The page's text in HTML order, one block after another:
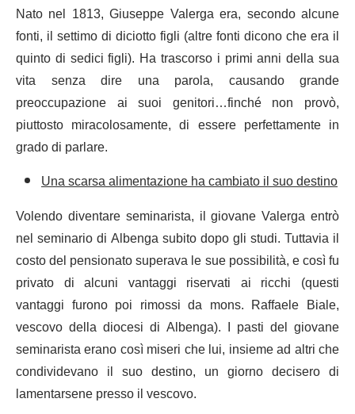
Nato nel 1813, Giuseppe Valerga era, secondo alcune
fonti, il settimo di diciotto figli (altre fonti dicono che era il
quinto di sedici figli). Ha trascorso i primi anni della sua
vita senza dire una parola, causando grande
preoccupazione ai suoi genitori…finché non provò,
piuttosto miracolosamente, di essere perfettamente in
grado di parlare.
Una scarsa alimentazione ha cambiato il suo destino
Volendo diventare seminarista, il giovane Valerga entrò
nel seminario di Albenga subito dopo gli studi. Tuttavia il
costo del pensionato superava le sue possibilità, e così fu
privato di alcuni vantaggi riservati ai ricchi (questi
vantaggi furono poi rimossi da mons. Raffaele Biale,
vescovo della diocesi di Albenga). I pasti del giovane
seminarista erano così miseri che lui, insieme ad altri che
condividevano il suo destino, un giorno decisero di
lamentarsene presso il vescovo.